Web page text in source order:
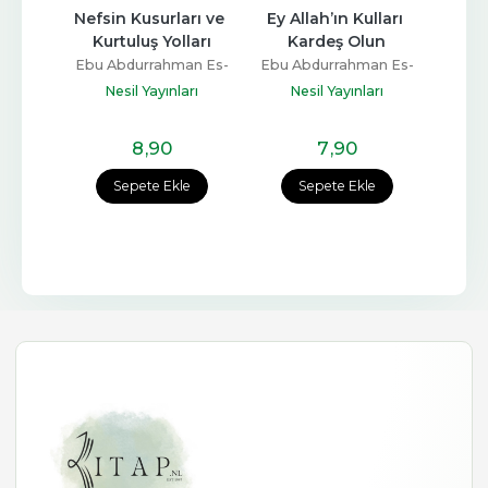
Sepete Ekle
Nefsin Kusurları ve
Kurtuluş Yolları
Ebu Abdurrahman Es-
Sülemi
Nesil Yayınları
8,90
Sepete Ekle
Ey Allah’ın Kulları
Kardeş Olun
Ebu Abdurrahman Es-
Sülemi
Nesil Yayınları
7,90